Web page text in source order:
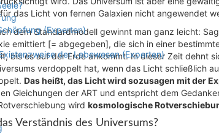
(Experten)
der Lebewesen (Experten)
das Licht von fernen Galaxien nicht angewendet
dem Standardmodell gewinnt man ganz leicht:
emittiert [= abgegeben], die sich in einer
bis es auf der Erde ankommt. In dieser Zeit dehnt
verdoppelt hat, wenn das Licht schließlich
Das heißt, das Licht wird sozusagen mit der
Gleichungen der ART und entspricht dem
wird kosmologische
Verständnis des Universums?